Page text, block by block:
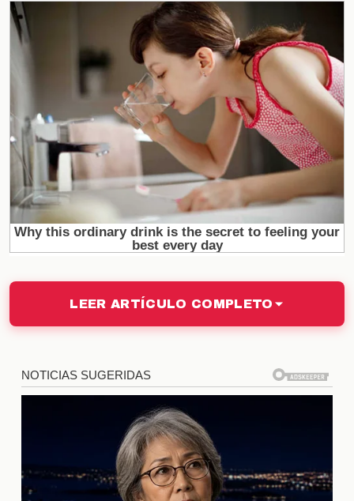
el protagonista carismático hasta el villano trágico,
cada uno aporta una capa de complejidad a la
historia. La profundidad de sus historias personales
permite que el público se identifique con ellos,
creando una conexión emocional que perdura
mucho después de que los créditos finales han
pasado.
Impacto Cultural y Crítico
Desde su estreno, la película ha sido objeto de
numerosos análisis y ha generado un impacto
abordar temas universales ha llevado a debates y
reflexiones en diversos foros. Críticos de cine han
elogiado su dirección y guion, destacando cómo se
se presenta un resumen de algunas de las críticas
más destacadas:
Opinión
CineArte
Una obra maestra que redefine el cine
contemporáneo.
Blog de
Emocionante y profundamente
LEER ARTÍCULO COMPLETO